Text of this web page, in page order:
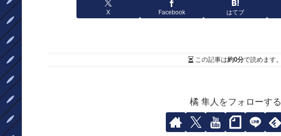
X Facebook はてブ
この記事は約0分で読めます。
橘 隼人をフォローする